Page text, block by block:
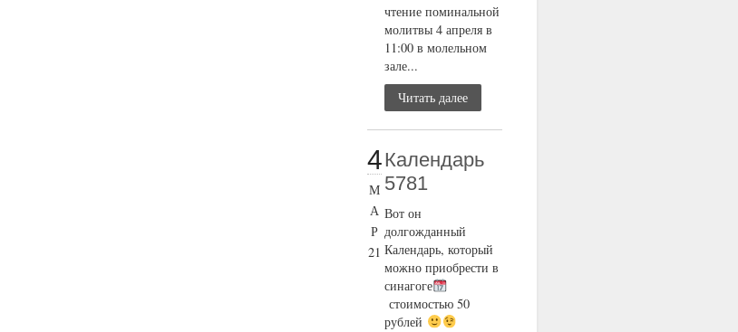
чтение поминальной
молитвы 4 апреля в
11:00 в молельном
зале...
Читать далее
4
М
А
Р
21
Календарь
5781
Вот он
долгожданный
Календарь, который
можно приобрести в
синагоге
стоимостью 50
рублей